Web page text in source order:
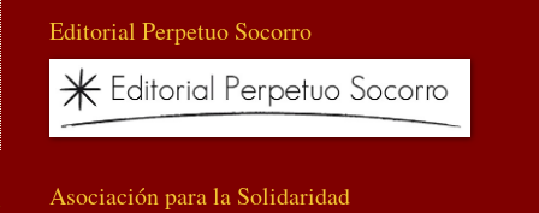
Editorial Perpetuo Socorro
Asociación para la Solidaridad